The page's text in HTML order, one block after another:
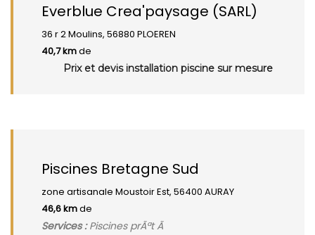
Everblue Crea'paysage (SARL)
36 r 2 Moulins, 56880 PLOEREN
40,7 kmde
Prix et devis installation piscine sur mesure
Piscines Bretagne Sud
zone artisanale Moustoir Est, 56400 AURAY
46,6 kmde
Services :Piscines prÃªt Ã